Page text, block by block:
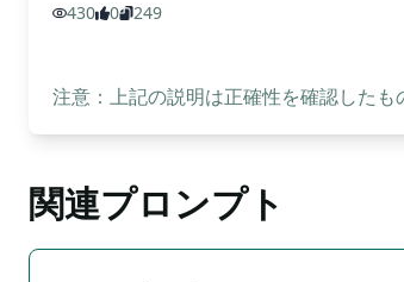
430 0 249
注意：上記の説明は正確性を確認した
関連プロンプト